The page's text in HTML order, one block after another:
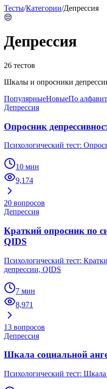
Тесты/Категории/Депрессия
😔
Депрессия
26 тестов
Шкалы и опросники
ПопулярныеНовыеПо
Депрессия
Опросник
Психологический тест:
10 мин
9,174
20 вопросов
Депрессия
Краткий опросник по
QIDS
Психологический тест:
депрессии, QIDS
7 мин
8,971
13 вопросов
Депрессия
Шкала социальной
Психологический тест: